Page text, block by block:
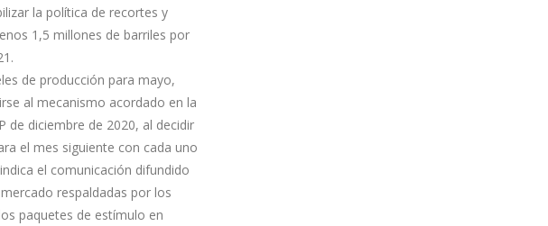
la política de recortes y
1,5 millones de barriles por
de producción para mayo,
al mecanismo acordado en la
de diciembre de 2020, al decidir
el mes siguiente con cada uno
el comunicación difundido
respaldadas por los
paquetes de estímulo en